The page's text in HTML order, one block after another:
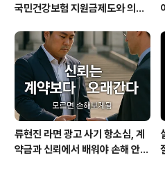
국민건강보험 지원금제도와 의료
류현진 라면 광고 사기 항소심, 계
약금과 신뢰에서 배워야 손해 안